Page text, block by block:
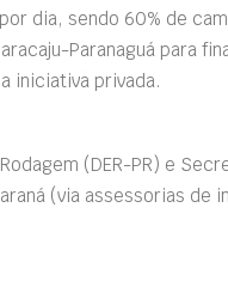
dia, sendo 60% de
Paranaguá para
iniciativa privada.
(DER-PR) e
(via assessorias de